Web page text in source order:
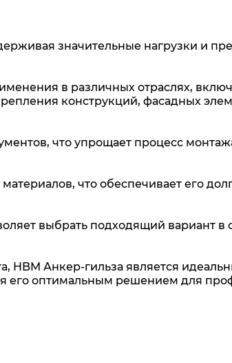
значительные нагрузки и
в различных отраслях,
конструкций, фасадных
что упрощает процесс
что обеспечивает его
выбрать подходящий вариант в
HBM Анкер-гильза является
его оптимальным решением для